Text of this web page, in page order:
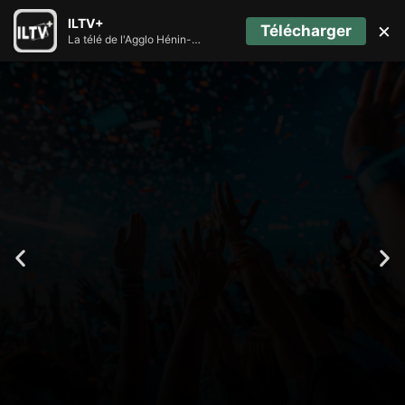
ILTV+
La télé de l'Agglo Hénin-Carvin Télécharger ×